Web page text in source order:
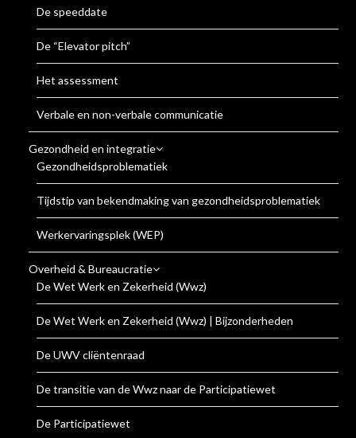
De speeddate
De “Elevator pitch”
Het assessment
Verbale en non-verbale communicatie
Gezondheid en integratie
Gezondheidsproblematiek
Tijdstip van bekendmaking van gezondheidsproblematiek
Werkervaringsplek (WEP)
Overheid & Bureaucratie
De Wet Werk en Zekerheid (Wwz)
De Wet Werk en Zekerheid (Wwz) | Bijzonderheden
De UWV cliëntenraad
De transitie van de Wwz naar de Participatiewet
De Participatiewet